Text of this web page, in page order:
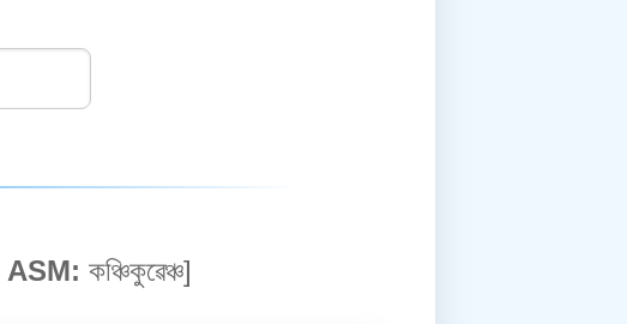
ASM: কঞ্চিকুৱেঞ্চ]